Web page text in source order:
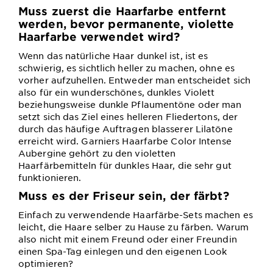
Muss zuerst die Haarfarbe entfernt
werden, bevor permanente, violette
Haarfarbe verwendet wird?
Wenn das natürliche Haar dunkel ist, ist es
schwierig, es sichtlich heller zu machen, ohne es
vorher aufzuhellen. Entweder man entscheidet sich
also für ein wunderschönes, dunkles Violett
beziehungsweise dunkle Pflaumentöne oder man
setzt sich das Ziel eines helleren Fliedertons, der
durch das häufige Auftragen blasserer Lilatöne
erreicht wird. Garniers Haarfarbe Color Intense
Aubergine gehört zu den violetten
Haarfärbemitteln für dunkles Haar, die sehr gut
funktionieren.
Muss es der Friseur sein, der färbt?
Einfach zu verwendende Haarfärbe-Sets machen es
leicht, die Haare selber zu Hause zu färben. Warum
also nicht mit einem Freund oder einer Freundin
einen Spa-Tag einlegen und den eigenen Look
optimieren?